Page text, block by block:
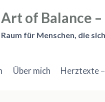
Art of Balance
Raum für Menschen, die
Über mich Herztexte